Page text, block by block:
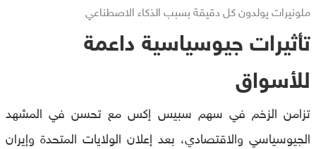
ملونيرات يولدون كل دقيقة بسبب الذكاء الاصطناعي
تأثيرات جيوسياسية داعمة
للأسواق
تزامن الزخم في سهم سبيس إكس مع تحسن في المشهد
الجيوسياسي والاقتصادي، بعد إعلان الولايات المتحدة وإيران